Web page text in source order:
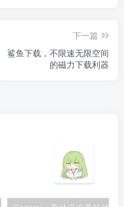
下一篇
鲨鱼下载，不限速无限空间
的磁力下载利器